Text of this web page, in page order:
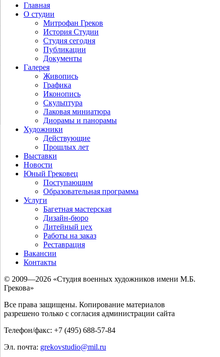
Главная
О студии
Митрофан Греков
История Студии
Студия сегодня
Публикации
Документы
Галерея
Живопись
Графика
Иконопись
Скульптура
Лаковая миниатюра
Диорамы и панорамы
Художники
Действующие
Прошлых лет
Выставки
Новости
Юный Грековец
Поступающим
Образовательная программа
Услуги
Багетная мастерская
Дизайн-бюро
Литейный цех
Работы на заказ
Реставрация
Вакансии
Контакты
© 2009—2026 «Студия военных художников имени М.Б.
Грекова»
Все права защищены. Копирование материалов
разрешено только с согласия администрации сайта
Телефон/факс: +7 (495) 688-57-84
Эл. почта: grekovstudio@mil.ru